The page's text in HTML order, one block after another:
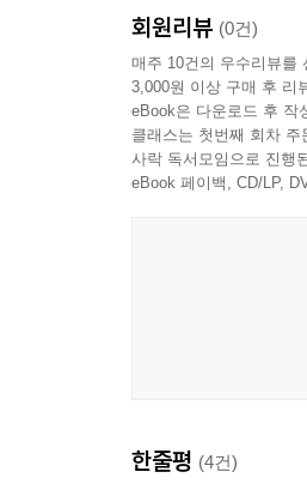
위해 칼을 드는 도적
삶을 살아간다. 그녀
왕의 동생이자 조선
감춰왔다. 그는 도적
이야기를 더 깊이 이
회원리뷰 (0건)
매주 10건의 우수리뷰를
3,000원 이상 구매 후 리
eBook은 다운로드 후 작
클래스는 첫번째 회차
사락 독서모임으로 진행
eBook 페이백, CD/LP,
한줄평 (4건)